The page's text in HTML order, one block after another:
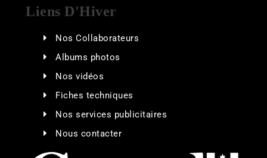
Liens D'Hiver
Nos Collaborateurs
Albums photos
Nos vidéos
Fiches techniques
Nos services publicitaires
Nous contacter